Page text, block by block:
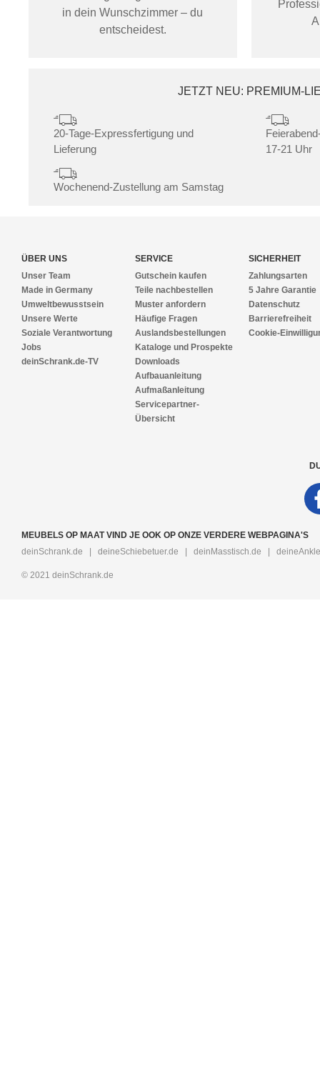
in dein Wunschzimmer – du
entscheidest.
JETZT NEU: PREMIUM-
20-Tage-Expressfertigung und
Lieferung
17-21 Uhr
Wochenend-Zustellung am Samstag
ÜBER UNS
Unser Team
Made in Germany
Umweltbewusstsein
Unsere Werte
Soziale Verantwortung
Jobs
deinSchrank.de-TV
SERVICE
Gutschein kaufen
Teile nachbestellen
Muster anfordern
Häufige Fragen
Auslandsbestellungen
Kataloge und Prospekte
Downloads
Aufbauanleitung
Aufmaßanleitung
Servicepartner-
Übersicht
SICHERHEIT
Zahlungsarten
5 Jahre Garantie
Datenschutz
Barrierefreiheit
Cookie-
MEUBELS OP MAAT VIND JE OOK OP ONZE VERDERE WEBPAGINA'S
deinSchrank.de | deineSchiebetuer.de | deinMasstisch.de |
© 2021 deinSchrank.de